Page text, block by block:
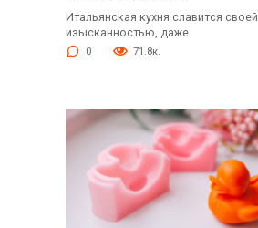
Итальянская кухня славится своей
изысканностью, даже
0 71.8к.